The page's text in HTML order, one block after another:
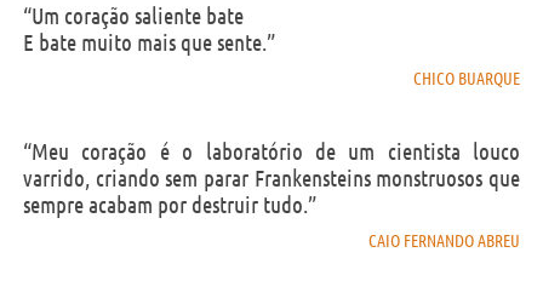
“Um coração saliente bate
E bate muito mais que sente.”
CHICO BUARQUE
“Meu coração é o laboratório de um cientista louco
varrido, criando sem parar Frankensteins monstruosos que
sempre acabam por destruir tudo.”
CAIO FERNANDO ABREU